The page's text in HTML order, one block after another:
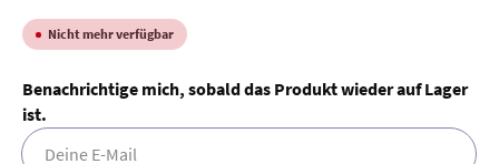
Nicht mehr verfügbar
Benachrichtige mich, sobald das Produkt wieder auf Lager
ist.
Deine E-Mail